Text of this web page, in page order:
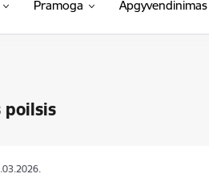
Pramoga Apgyvendinimas
poilsis